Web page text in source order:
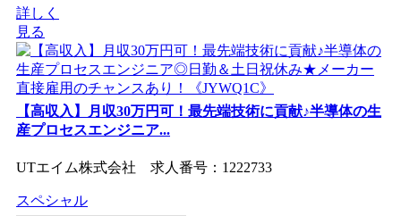
詳しく
見る
【高収入】月収30万円可！最先端技術に貢献♪半導体の生
産プロセスエンジニア...
UTエイム株式会社 求人番号：1222733
スペシャル